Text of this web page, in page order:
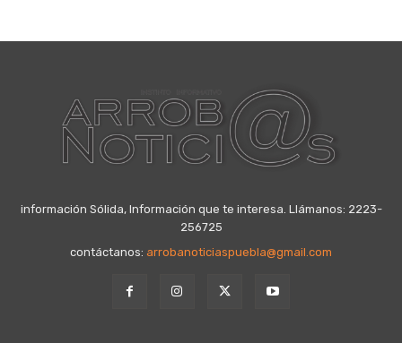
información Sólida, Información que te interesa. Llámanos: 2223-
256725
contáctanos: arrobanoticiaspuebla@gmail.com